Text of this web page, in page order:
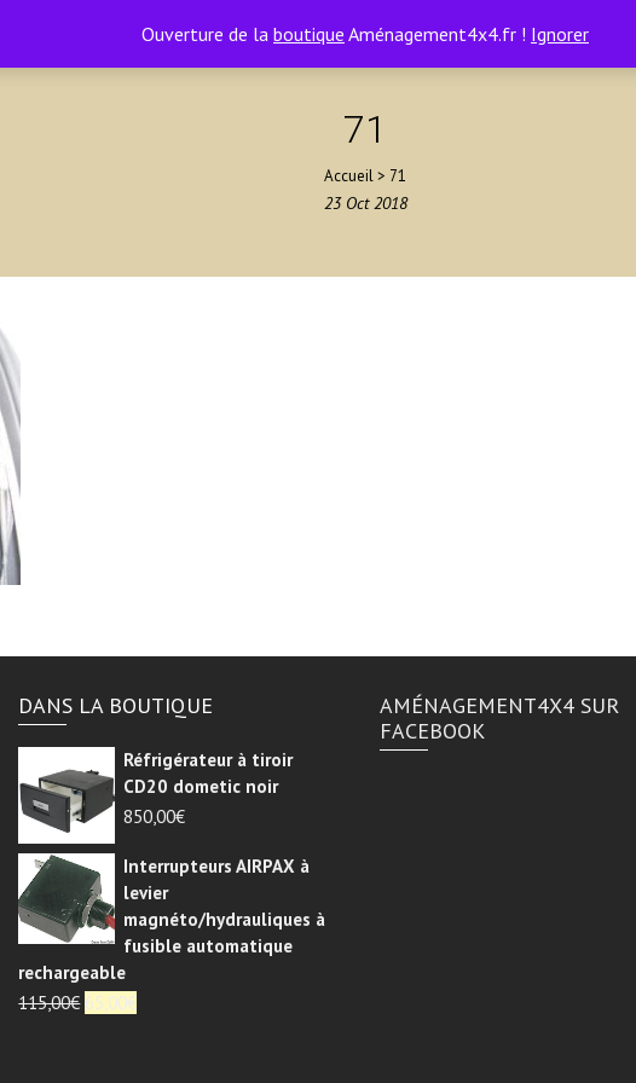
Ouverture de la boutique Aménagement4x4.fr ! Ignorer
71
Accueil> 71
23 Oct 2018
DANS LA BOUTIQUE
Réfrigérateur à tiroir
CD20 dometic noir
850,00€
Interrupteurs AIRPAX à
levier
magnéto/hydrauliques à
fusible automatique
rechargeable
115,00€ Le
65,00€Le
AMÉNAGEMENT4X4 SUR
FACEBOOK